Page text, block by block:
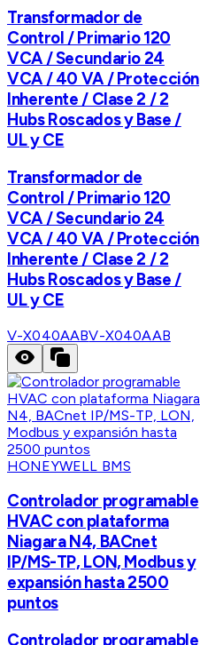
Transformador de
Control / Primario 120
VCA / Secundario 24
VCA / 40 VA / Protección
Inherente / Clase 2 / 2
Hubs Roscados y Base /
UL y CE
Transformador de
Control / Primario 120
VCA / Secundario 24
VCA / 40 VA / Protección
Inherente / Clase 2 / 2
Hubs Roscados y Base /
UL y CE
V-X040AABV-X040AAB
HONEYWELL BMS
Controlador programable
HVAC con plataforma
Niagara N4, BACnet
IP/MS-TP, LON, Modbus y
expansión hasta 2500
puntos
Controlador programable